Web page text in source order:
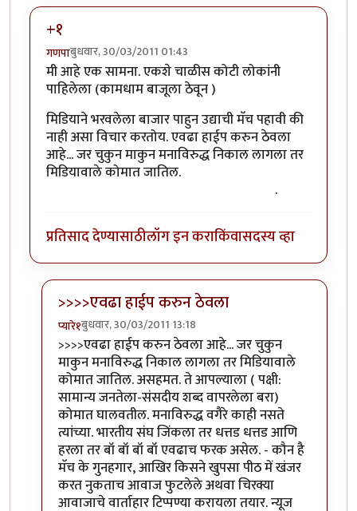
+१
गणपाबुधवार, 30/03/2011 01:43
मी आहे एक सामना. एकशे चाळीस कोटी लोकांनी
पाहिलेला (कामधाम बाजूला ठेवून )
मिडियाने भरवलेला बाजार पाहुन उद्याची मॅच पहावी की
नाही असा विचार करतोय. एवढा हाईप करुन ठेवला
आहे... जर चुकुन माकुन मनाविरुद्ध निकाल लागला तर
मिडियावाले कोमात जातिल.
.
प्रतिसाद देण्यासाठीलॉग इन कराकिंवासदस्य व्हा
>>>>एवढा हाईप करुन ठेवला
प्यारे१बुधवार, 30/03/2011 13:18
In reply to+१byगणपा
>>>>एवढा हाईप करुन ठेवला आहे... जर चुकुन
माकुन मनाविरुद्ध निकाल लागला तर मिडियावाले
कोमात जातिल. असहमत. ते आपल्याला ( पक्षी:
सामान्य जनतेला-संसदीय शब्द वापरलेला बरा)
कोमात घालवतील. मनाविरुद्ध वगैरे काही नसते
त्यांच्या. भारतीय संघ जिंकला तर धत्तड धत्तड आणि
हरला तर बॉ बॉ बॉ बॉ एवढाच फरक असेल. - कौन है
मॅच के गुनहगार, आखिर किसने खुपसा पीठ में खंजर
करत नुकताच आवाज फुटलेले अथवा चिरक्या
आवाजाचे वार्ताहार टिप्पण्या करायला तयार. न्यूज